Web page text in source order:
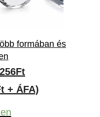
formában és
FtÁrtartomány:
665Ft
+ ÁFA)